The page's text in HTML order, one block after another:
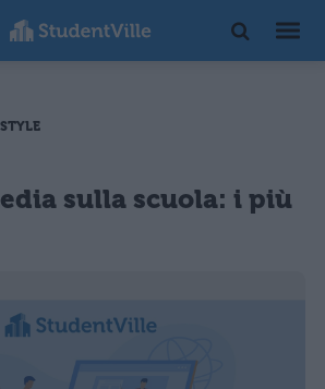
sulla scuola: i più